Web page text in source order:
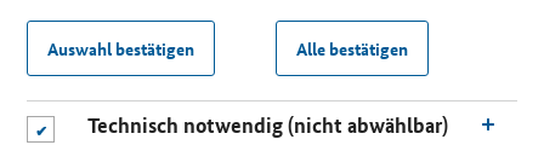
Auswahl bestätigen Alle bestätigen
Technisch notwendig (nicht abwählbar)